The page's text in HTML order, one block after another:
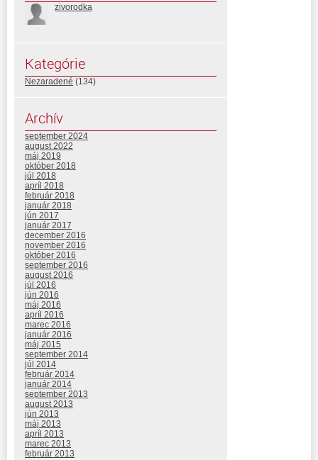
zivorodka
Kategórie
Nezaradené (134)
Archív
september 2024
august 2022
máj 2019
október 2018
júl 2018
apríl 2018
február 2018
január 2018
jún 2017
január 2017
december 2016
november 2016
október 2016
september 2016
august 2016
júl 2016
jún 2016
máj 2016
apríl 2016
marec 2016
január 2016
máj 2015
september 2014
júl 2014
február 2014
január 2014
september 2013
august 2013
jún 2013
máj 2013
apríl 2013
marec 2013
február 2013